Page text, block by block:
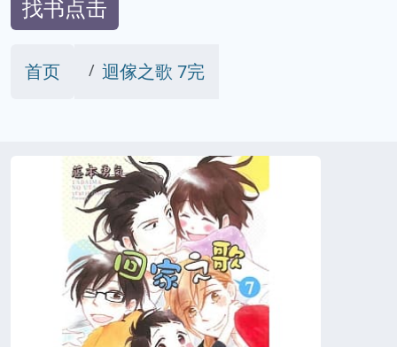
找书点击
首页 迴傢之歌 7完